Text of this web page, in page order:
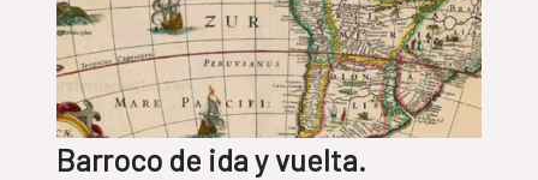
Barroco de ida y vuelta.